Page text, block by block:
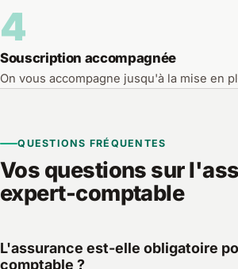
4
Souscription accompagnée
On vous accompagne jusqu'à la mise en
QUESTIONS FRÉQUENTES
Vos questions sur
expert-comptable
L'assurance est-elle obligatoire
comptable ?